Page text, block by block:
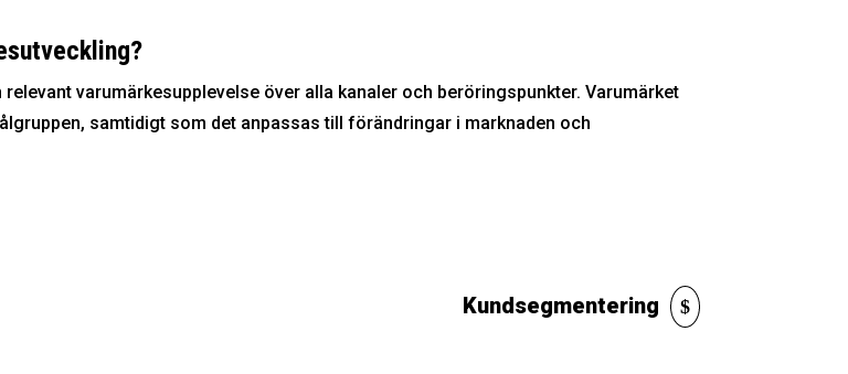
varumärkesupplevelse över alla kanaler och beröringspunkter. Varumärket
samtidigt som det anpassas till förändringar i marknaden och
Kundsegmentering